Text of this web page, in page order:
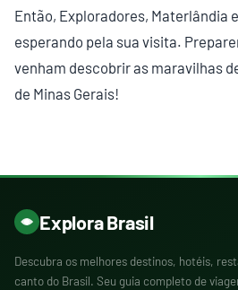
Então, Exploradores, Materlândia
esperando pela sua visita.
venham descobrir as maravilhas
de Minas Gerais!
Explora Brasil
Descubra os melhores destinos, hotéis,
canto do Brasil. Seu guia completo de